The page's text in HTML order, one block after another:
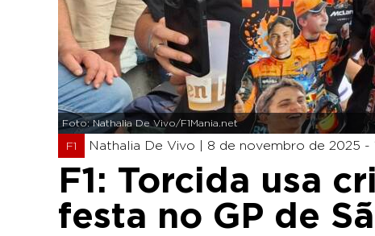
Foto: Nathalia De Vivo/F1Mania.net
F1 Nathalia De Vivo | 8 de novembro de 2025 -
F1: Torcida usa
festa no GP de